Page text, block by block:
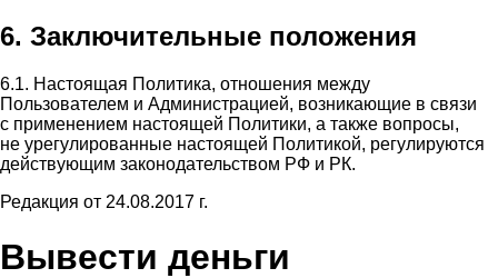
6. Заключительные положения
6.1. Настоящая Политика, отношения между
Пользователем и Администрацией, возникающие в связи
с применением настоящей Политики, а также вопросы,
не урегулированные настоящей Политикой, регулируются
действующим законодательством РФ и РК.
Редакция от 24.08.2017 г.
Вывести деньги